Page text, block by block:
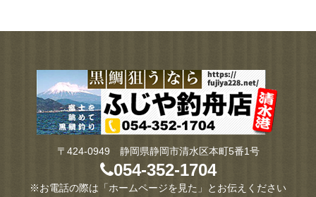
〒424-0949 静岡県静岡市清水区本町5番1号
054-352-1704
※お電話の際は「ホームページを見た」とお伝えください